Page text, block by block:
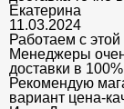
Екатерина
11.03.2024
Работаем с
Менеджеры
доставки в
Рекомендую
вариант цена-